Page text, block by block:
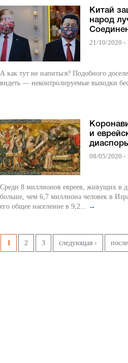
Китай
народ
21/10/2020 -
А как тут не напиться? Подобного
видеть — неконтролируемые выходки
и
08/05/2020 -
Среди 8 миллионов евреев, живущих в
больше, чем 6,7 миллиона человек в
его общее население в 9,2... →
Pages
1 2 3 следующая ›